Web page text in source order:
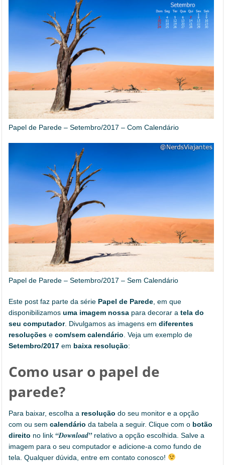
Papel de Parede – Setembro/2017 – Com Calendário
Papel de Parede – Setembro/2017 – Sem Calendário
Este post faz parte da série Papel de Parede , em que
disponibilizamosuma imagem nossa para decorar atela do
seu computador. Divulgamos as imagens emdiferentes
resoluções ecom/sem calendário . Veja um exemplo de
Setembro/2017 em baixa resolução:
Como usar o papel de
parede?
Para baixar, escolha a resolução do seu monitor e a opção
com ou semcalendárioda tabela a seguir. Clique com o botão
direito no link“Download”relativo a opção escolhida. Salve a
imagem para o seu computador e adicione-a como fundo de
tela. Qualquer dúvida, entre em contato conosco!